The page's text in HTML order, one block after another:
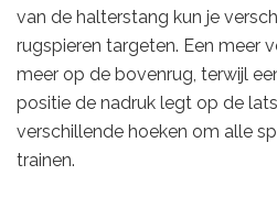
van de halterstang kun je
rugspieren targeten. Een meer
meer op de bovenrug, terwijl
positie de nadruk legt op de
verschillende hoeken om alle
trainen.